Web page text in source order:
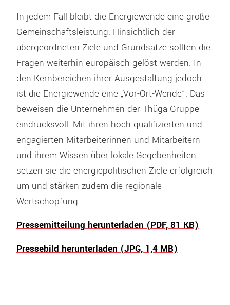
In jedem Fall bleibt die Energiewende eine große
Gemeinschaftsleistung. Hinsichtlich der
übergeordneten Ziele und Grundsätze sollten die
Fragen weiterhin europäisch gelöst werden. In
den Kernbereichen ihrer Ausgestaltung jedoch
ist die Energiewende eine „Vor-Ort-Wende“. Das
beweisen die Unternehmen der Thüga-Gruppe
eindrucksvoll. Mit ihren hoch qualifizierten und
engagierten Mitarbeiterinnen und Mitarbeitern
und ihrem Wissen über lokale Gegebenheiten
setzen sie die energiepolitischen Ziele erfolgreich
um und stärken zudem die regionale
Wertschöpfung.
Pressemitteilung herunterladen (PDF, 81 KB)
Pressebild herunterladen (JPG, 1,4 MB)